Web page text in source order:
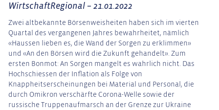
WirtschaftRegional – 21.01.2022
Zwei altbekannte Börsenweisheiten haben sich im vierten
Quartal des vergangenen Jahres bewahrheitet, nämlich
«Haussen lieben es, die Wand der Sorgen zu erklimmen»
und «An den Börsen wird die Zukunft gehandelt». Zum
ersten Bonmot: An Sorgen mangelt es wahrlich nicht. Das
Hochschiessen der Inflation als Folge von
Knappheitserscheinungen bei Material und Personal, die
durch Omikron verschärfte Corona-Welle sowie der
russische Truppenaufmarsch an der Grenze zur Ukraine